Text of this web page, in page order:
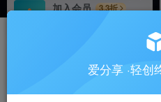
加入会员
3.3折
推广返佣高达70%
爱分享 ·轻创